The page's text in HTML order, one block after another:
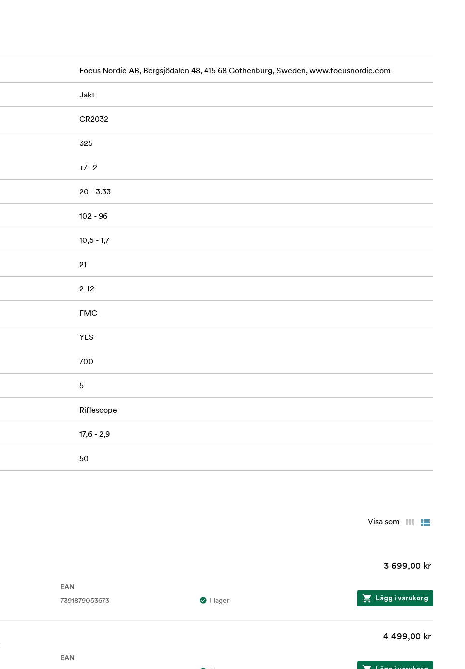
Focus Nordic AB, Bergsjödalen 48, 415 68 Gothenburg, Sweden, www.focusnordic.com
Jakt
CR2032
325
+/- 2
20 - 3.33
102 - 96
10,5 - 1,7
21
2-12
FMC
YES
700
5
Riflescope
17,6 - 2,9
50
Visa som
3 699,00 kr
EAN
7391879053673 I lager Lägg i varukorg
4 499,00 kr
EAN